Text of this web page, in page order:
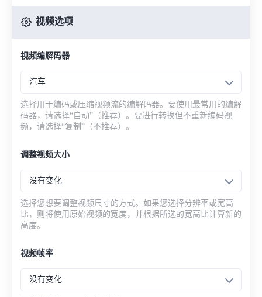
视频选项
视频编解码器
汽车
选择用于编码或压缩视频流的编解码器。要使用最常用的编解
码器，请选择“自动”（推荐）。要进行转换但不重新编码视
频，请选择“复制”（不推荐）。
调整视频大小
没有变化
选择您想要调整视频尺寸的方式。如果您选择分辨率或宽高
比，则将使用原始视频的宽度，并根据所选的宽高比计算新的
高度。
视频帧率
没有变化